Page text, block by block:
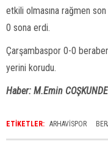
etkili olmasına rağmen
0 sona erdi.
Çarşambaspor 0-0
yerini korudu.
Haber: M.Emin
ETİKETLER: ARHAVISPOR